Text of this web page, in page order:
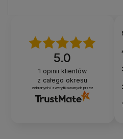
5.0
1 opinii klientów
z całego okresu
zebranych i zweryfikowanych przez